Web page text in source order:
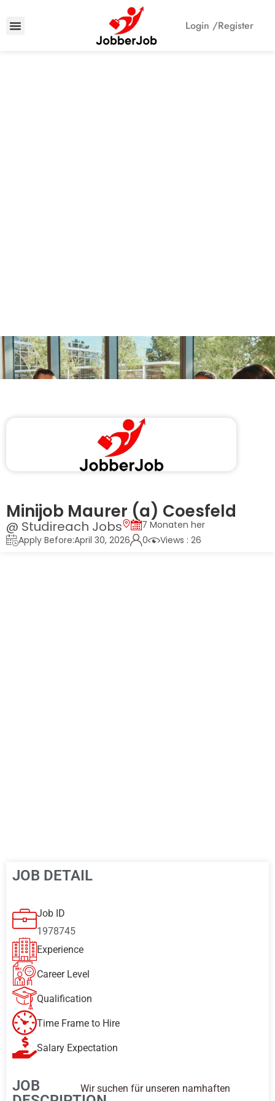
Login /Register
Minijob Maurer (a) Coesfeld
@ Studireach Jobs
7 Monaten her
Apply Before:April 30, 2026
0 Views : 26
JOB DETAIL
Job ID
1978745
Experience
Career Level
Qualification
Time Frame to Hire
Salary Expectation
JOB
Wir suchen für unseren namhaften